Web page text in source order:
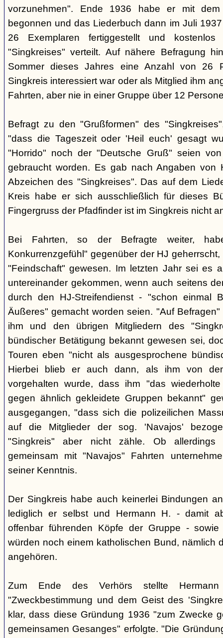
vorzunehmen". Ende 1936 habe er mit
begonnen und das Liederbuch dann im Juli
26 Exemplaren fertiggestellt und
"Singkreises" verteilt. Auf nähere Befragung
Sommer dieses Jahres eine Anzahl von 26
Singkreis interessiert war oder als Mitglied ihm
Fahrten, aber nie in einer Gruppe über 12
Befragt zu den "Grußformen" des
"dass die Tageszeit oder 'Heil euch' gesagt
"Horrido" noch der "Deutsche Gruß" seien
gebraucht worden. Es gab nach Angaben von
Abzeichen des "Singkreises". Das auf dem
Kreis habe er sich ausschließlich für dieses
Fingergruss der Pfadfinder ist im Singkreis nicht
Bei Fahrten, so der Befragte weiter,
Konkurrenzgefühl" gegenüber der HJ
"Feindschaft" gewesen. Im letzten Jahr sei es
untereinander gekommen, wenn auch seitens
durch den HJ-Streifendienst - "schon einmal
Äußeres" gemacht worden seien. "Auf
ihm und den übrigen Mitgliedern des
bündischer Betätigung bekannt gewesen sei,
Touren eben "nicht als ausgesprochene
Hierbei blieb er auch dann, als ihm von
vorgehalten wurde, dass ihm "das
gegen ähnlich gekleidete Gruppen bekannt"
ausgegangen, "dass sich die polizeilichen
auf die Mitglieder der sog. 'Navajos'
"Singkreis" aber nicht zähle. Ob allerdings
gemeinsam mit "Navajos" Fahrten
seiner Kenntnis.
Der Singkreis habe auch keinerlei Bindungen
lediglich er selbst und Hermann H. - damit
offenbar führenden Köpfe der Gruppe -
würden noch einem katholischen Bund, nämlich
angehören.
Zum Ende des Verhörs stellte
"Zweckbestimmung und dem Geist des
klar, dass diese Gründung 1936 "zum Zwecke
gemeinsamen Gesanges" erfolgte. "Die